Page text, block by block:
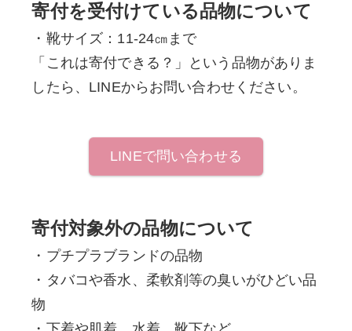
寄付を受付けている品物について
・靴サイズ：11-24㎝まで
「これは寄付できる？」という品物がありま
したら、LINEからお問い合わせください。
LINEで問い合わせる
寄付対象外の品物について
・プチプラブランドの品物
・タバコや香水、柔軟剤等の臭いがひどい品
物